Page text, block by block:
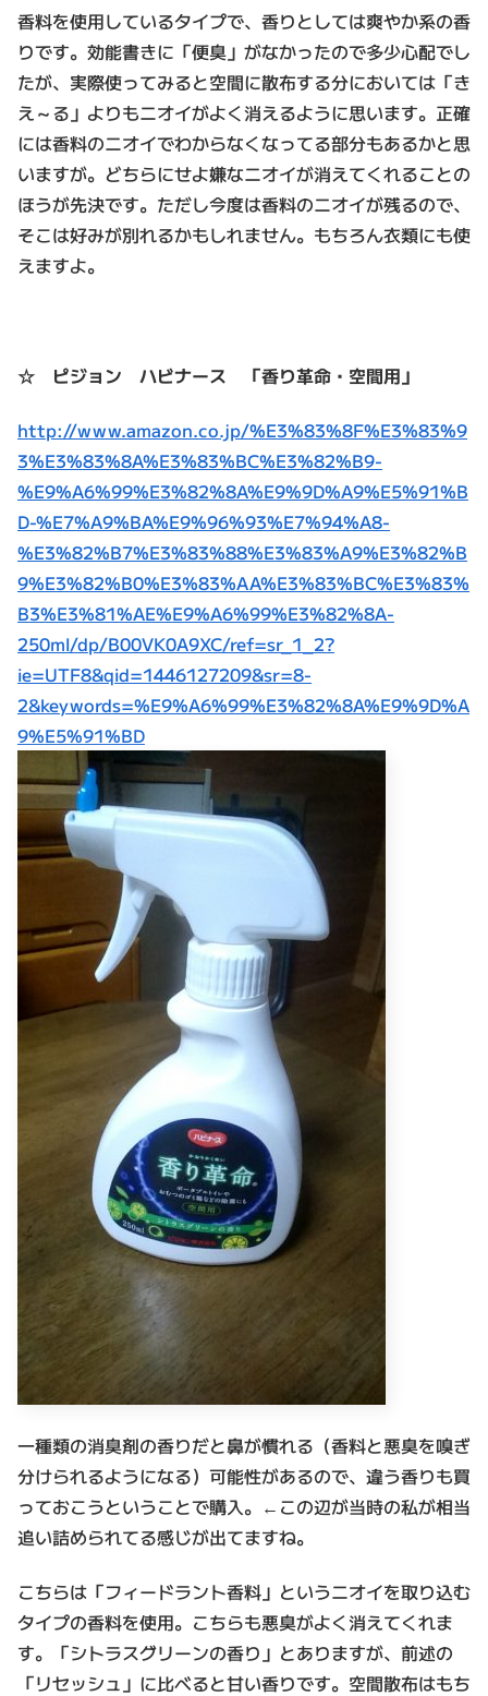
香料を使用しているタイプで、香りとしては爽やか系の香
りです。効能書きに「便臭」がなかったので多少心配でし
たが、実際使ってみると空間に散布する分においては「き
え～る」よりもニオイがよく消えるように思います。正確
には香料のニオイでわからなくなってる部分もあるかと思
いますが。どちらにせよ嫌なニオイが消えてくれることの
ほうが先決です。ただし今度は香料のニオイが残るので、
そこは好みが別れるかもしれません。もちろん衣類にも使
えますよ。
☆ ピジョン ハビナース 「香り革命・空間用」
http://www.amazon.co.jp/%E3%83%8F%E3%83%9
3%E3%83%8A%E3%83%BC%E3%82%B9-
%E9%A6%99%E3%82%8A%E9%9D%A9%E5%91%B
D-%E7%A9%BA%E9%96%93%E7%94%A8-
%E3%82%B7%E3%83%88%E3%83%A9%E3%82%B
9%E3%82%B0%E3%83%AA%E3%83%BC%E3%83%
B3%E3%81%AE%E9%A6%99%E3%82%8A-
250ml/dp/B00VK0A9XC/ref=sr_1_2?
ie=UTF8&qid=1446127209&sr=8-
2&keywords=%E9%A6%99%E3%82%8A%E9%9D%A
9%E5%91%BD
一種類の消臭剤の香りだと鼻が慣れる（香料と悪臭を嗅ぎ
分けられるようになる）可能性があるので、違う香りも買
っておこうということで購入。←この辺が当時の私が相当
追い詰められてる感じが出てますね。
こちらは「フィードラント香料」というニオイを取り込む
タイプの香料を使用。こちらも悪臭がよく消えてくれま
す。「シトラスグリーンの香り」とありますが、前述の
「リセッシュ」に比べると甘い香りです。空間散布はもち